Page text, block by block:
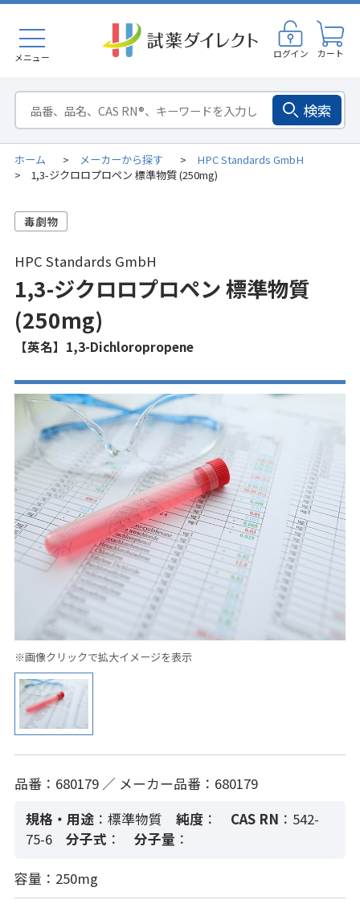
メニュー ログイン カート
検索
ホーム > メーカーから探す > HPC Standards GmbH
> 1,3-ジクロロプロペン 標準物質 (250mg)
HPC Standards GmbH
1,3-ジクロロプロペン 標準物質
(250mg)
【英名】1,3-Dichloropropene
※画像クリックで拡大イメージを表示
品番：680179 ／ メーカー品番：680179
規格・用途 ：標準物質 純度： CAS RN ：542-
75-6
分子式 ： 分子量 ：
容量：250mg